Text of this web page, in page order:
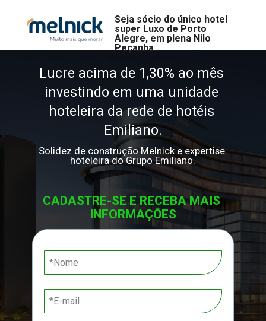
Seja sócio do único hotel
super Luxo de Porto
Alegre, em plena Nilo
Peçanha.
Lucre acima de 1,30% ao mês
investindo em uma unidade
hoteleira da rede de hotéis
Emiliano.
CADASTRE-SE E RECEBA MAIS
INFORMAÇŌES
Solidez de construção Melnick e expertise
hoteleira do Grupo Emiliano.